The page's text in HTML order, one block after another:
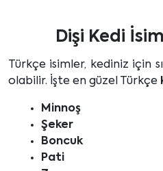
Dişi Kedi
Türkçe isimler, kediniz için
olabilir. İşte en güzel Türkçe
Minnoş
Şeker
Boncuk
Pati